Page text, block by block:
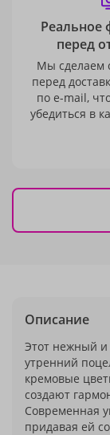
Реальное
перед
Мы сделаем
перед
по e-mail,
убедиться в
Описание
Этот нежный и
утренний
кремовые
создают
Современная
придавая ей